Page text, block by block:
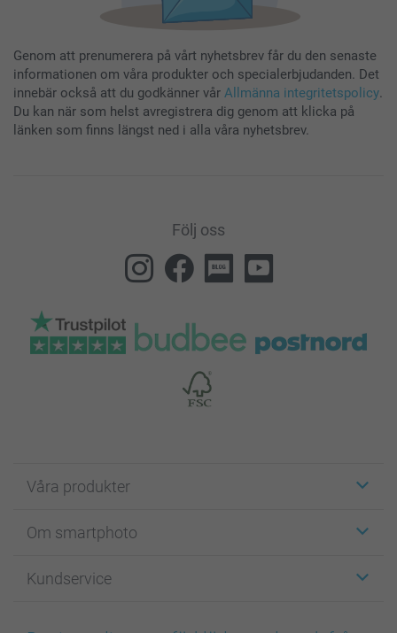
Genom att prenumerera på vårt nyhetsbrev får du den senaste
informationen om våra produkter och specialerbjudanden. Det
innebär också att du godkänner vår Allmänna integritetspolicy.
Du kan när som helst avregistrera dig genom att klicka på
länken som finns längst ned i alla våra nyhetsbrev.
Följ oss
Våra produkter
Fotokort
Fotoböcker
Om smartphoto
För affiliates
Kundservice